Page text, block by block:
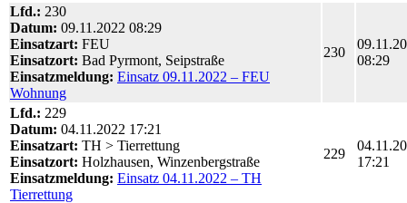
Lfd.: 230
Datum: 09.11.2022 08:29
Einsatzart: FEU
Einsatzort: Bad Pyrmont, Seipstraße
Einsatzmeldung: Einsatz 09.11.2022 – FEU
Wohnung
230
08:29
Lfd.: 229
Datum: 04.11.2022 17:21
Einsatzart: TH > Tierrettung
Einsatzort: Holzhausen, Winzenbergstraße
Einsatzmeldung: Einsatz 04.11.2022 – TH
Tierrettung
229
17:21